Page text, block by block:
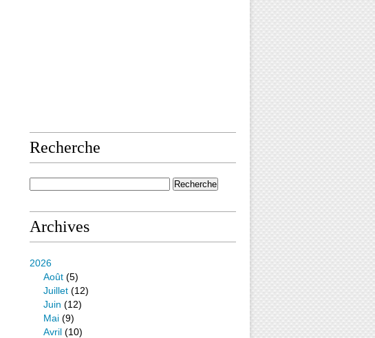
Recherche
Archives
2026
Août (5)
Juillet (12)
Juin (12)
Mai (9)
Avril (10)